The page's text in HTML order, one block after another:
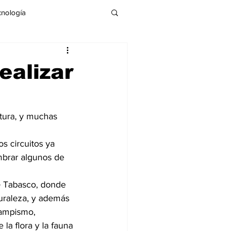
y muchas
circuitos ya
algunos de
donde
y además
la flora y la fauna